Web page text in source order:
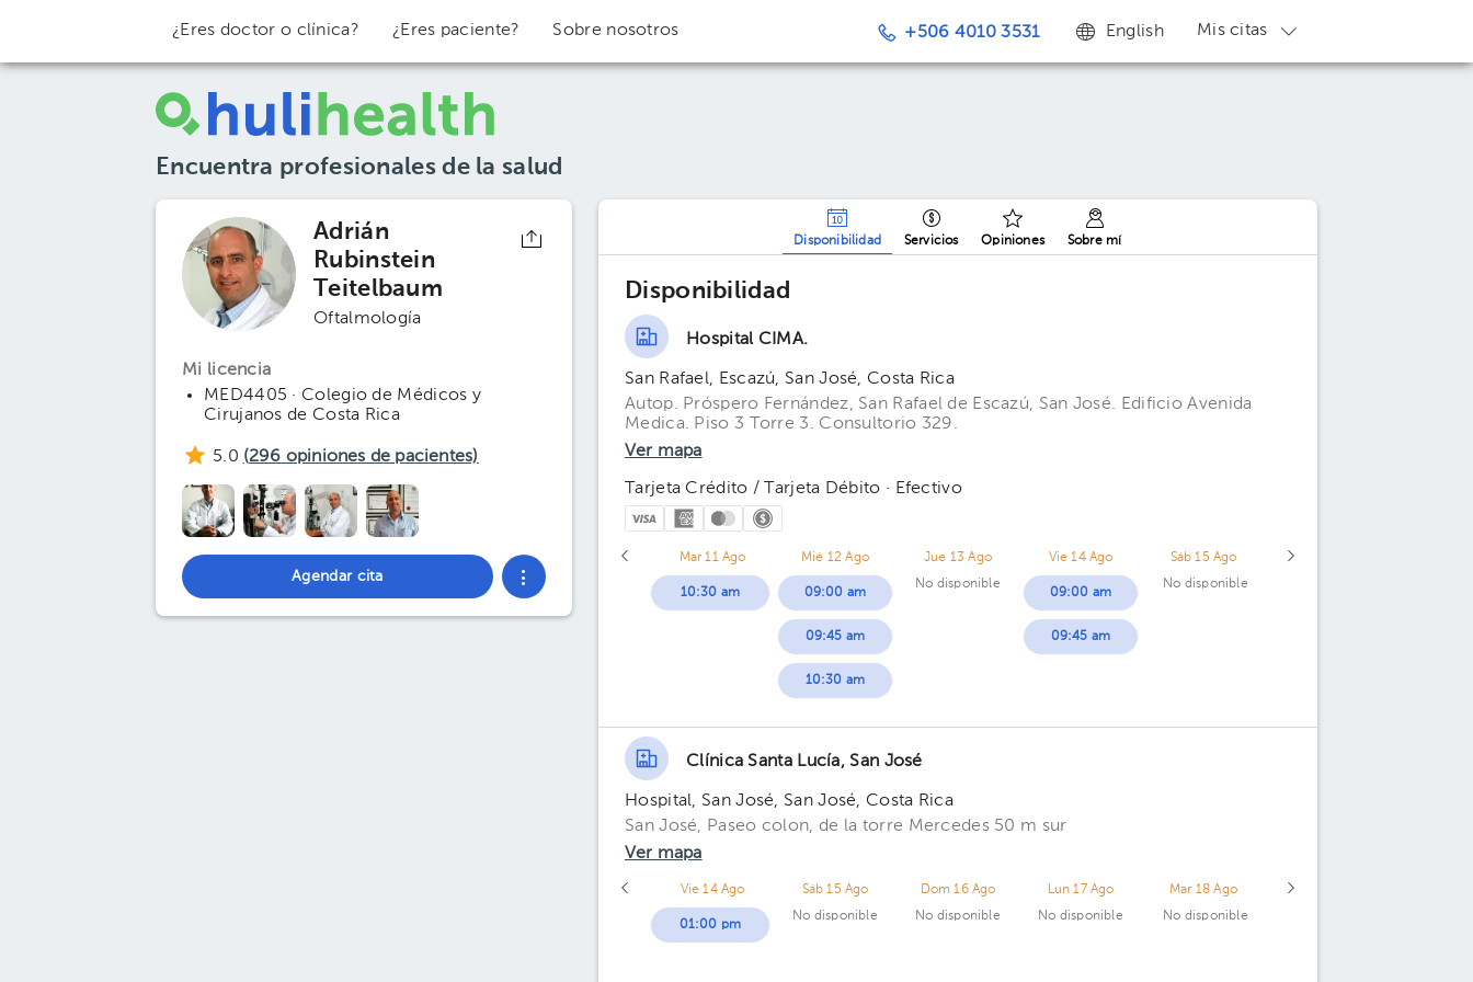
¿Eres doctor o clínica? ¿Eres paciente? Sobre nosotros +506 4010 3531 English Mis citas
Encuentra profesionales de la salud
Adrián
Rubinstein
Teitelbaum
Oftalmología
Mi licencia
MED4405 · Colegio de Médicos y
Cirujanos de Costa Rica
5.0 (296 opiniones de pacientes)
Agendar cita
Disponibilidad Servicios Opiniones Sobre mí
Disponibilidad
Hospital CIMA.
San Rafael, Escazú, San José, Costa Rica
Autop. Próspero Fernández, San Rafael de Escazú, San José. Edificio Avenida
Medica. Piso 3 Torre 3. Consultorio 329.
Ver mapa
Tarjeta Crédito / Tarjeta Débito · Efectivo
Mar 11 Ago
10:30 am
Mié 12 Ago
09:00 am
09:45 am
10:30 am
Jue 13 Ago
No disponible
Vie 14 Ago
09:00 am
09:45 am
Sáb 15 Ago
No disponible
Clínica Santa Lucía, San José
Hospital, San José, San José, Costa Rica
San José, Paseo colon, de la torre Mercedes 50 m sur
Ver mapa
Vie 14 Ago
01:00 pm
Sáb 15 Ago
No disponible
Dom 16 Ago
No disponible
Lun 17 Ago
No disponible
Mar 18 Ago
No disponible